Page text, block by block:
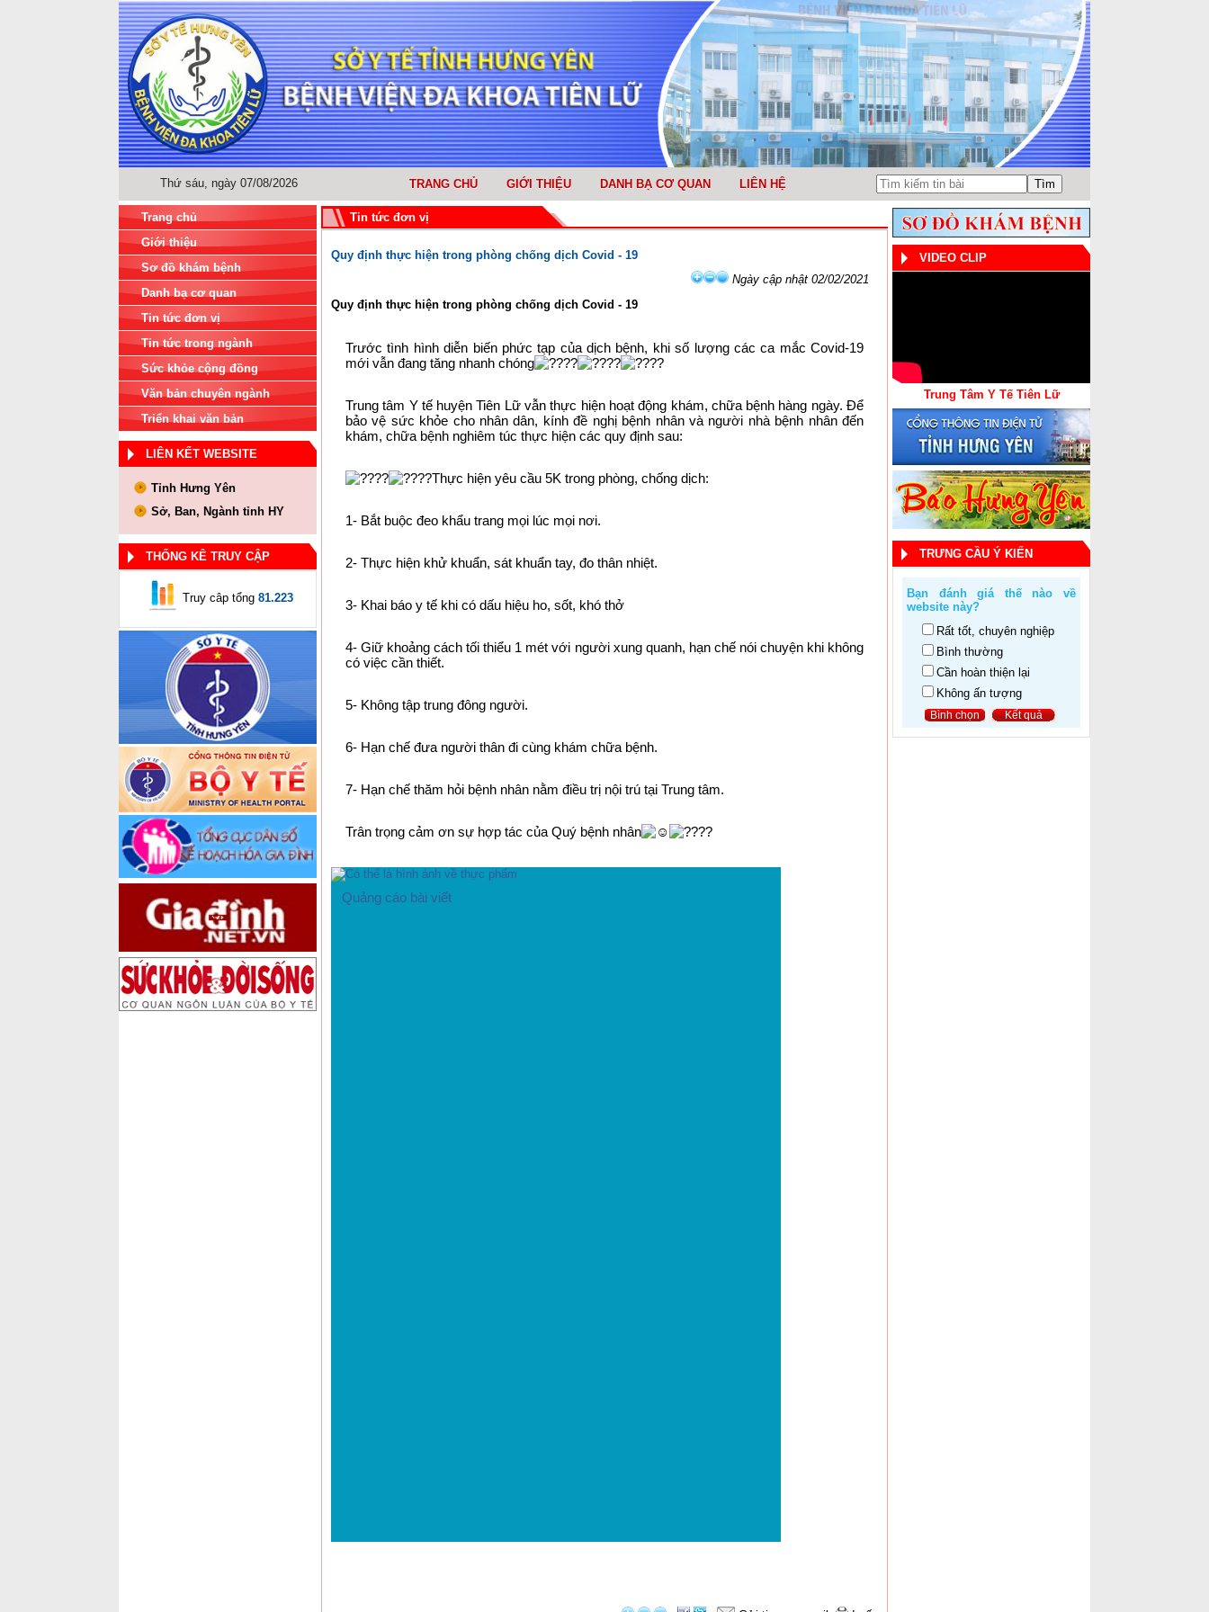
Thứ sáu, ngày 07/08/2026 TRANG CHỦ GIỚI THIỆU DANH BẠ CƠ QUAN LIÊN HỆ
Trang chủ
Giới thiệu
Sơ đồ khám bệnh
Danh bạ cơ quan
Tin tức đơn vị
Tin tức trong ngành
Sức khỏe cộng đồng
Văn bản chuyên ngành
Triển khai văn bản
LIÊN KẾT WEBSITE
Tỉnh Hưng Yên
Sở, Ban, Ngành tỉnh HY
THỐNG KÊ TRUY CẬP
Truy câp tổng 81.223
Tin tức đơn vị
Quy định thực hiện trong phòng chống dịch Covid - 19
Ngày cập nhật 02/02/2021
Quy định thực hiện trong phòng chống dịch Covid - 19
Trước tình hình diễn biến phức tạp của dịch bệnh, khi số lượng các ca mắc Covid-19
mới vẫn đang tăng nhanh chóng
Trung tâm Y tế huyện Tiên Lữ vẫn thực hiện hoạt động khám, chữa bệnh hàng ngày. Để
bảo vệ sức khỏe cho nhân dân, kính đề nghị bệnh nhân và người nhà bệnh nhân đến
khám, chữa bệnh nghiêm túc thực hiện các quy định sau:
Thực hiện yêu cầu 5K trong phòng, chống dịch:
1- Bắt buộc đeo khẩu trang mọi lúc mọi nơi.
2- Thực hiện khử khuẩn, sát khuẩn tay, đo thân nhiệt.
3- Khai báo y tế khi có dấu hiệu ho, sốt, khó thở
4- Giữ khoảng cách tối thiểu 1 mét với người xung quanh, hạn chế nói chuyện khi không
có việc cần thiết.
5- Không tập trung đông người.
6- Hạn chế đưa người thân đi cùng khám chữa bệnh.
7- Hạn chế thăm hỏi bệnh nhân nằm điều trị nội trú tại Trung tâm.
Trân trọng cảm ơn sự hợp tác của Quý bệnh nhân
Quảng cáo bài viết
VIDEO CLIP
Trung Tâm Y Tế Tiên Lữ
TRƯNG CẦU Ý KIẾN
Bạn đánh giá thế nào về
website này?
Rất tốt, chuyên nghiệp
Bình thường
Cần hoàn thiện lại
Không ấn tượng